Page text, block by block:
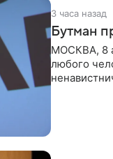
3 часа назад
Бутман
МОСКВА, 8
любого